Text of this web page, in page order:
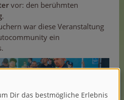
vor: den berühmten
.
war diese Veranstaltung
ein